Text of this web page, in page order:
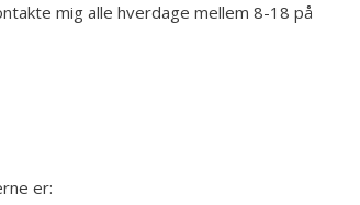
mig alle hverdage mellem 8-18 på
er: